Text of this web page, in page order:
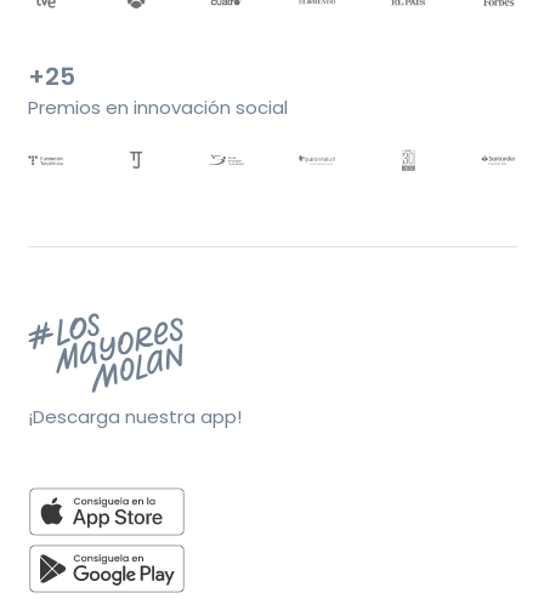
+25
Premios en innovación social
¡Descarga nuestra app!